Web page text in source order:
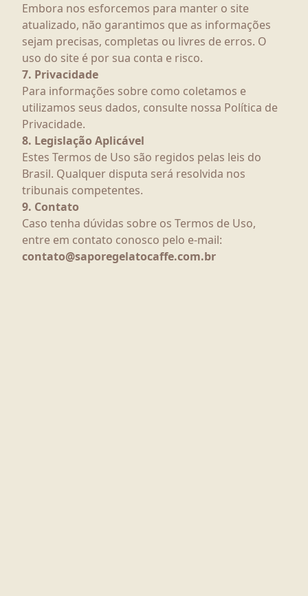
Embora nos esforcemos para manter o site
atualizado, não garantimos que as informações
sejam precisas, completas ou livres de erros. O
uso do site é por sua conta e risco.
7. Privacidade
Para informações sobre como coletamos e
utilizamos seus dados, consulte nossa Política de
Privacidade.
8. Legislação Aplicável
Estes Termos de Uso são regidos pelas leis do
Brasil. Qualquer disputa será resolvida nos
tribunais competentes.
9. Contato
Caso tenha dúvidas sobre os Termos de Uso,
entre em contato conosco pelo e-mail:
contato@saporegelatocaffe.com.br